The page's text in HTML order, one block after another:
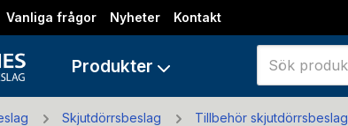
Vanliga frågor Nyheter Kontakt
Produkter
Skjutdörrsbeslag Tillbehör skjutdörrsbeslag